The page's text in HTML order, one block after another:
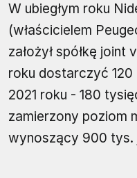
W ubiegłym roku
(właścicielem
założył spółkę
roku dostarczyć
2021 roku - 180
zamierzony poziom
wynoszący 900 tys.